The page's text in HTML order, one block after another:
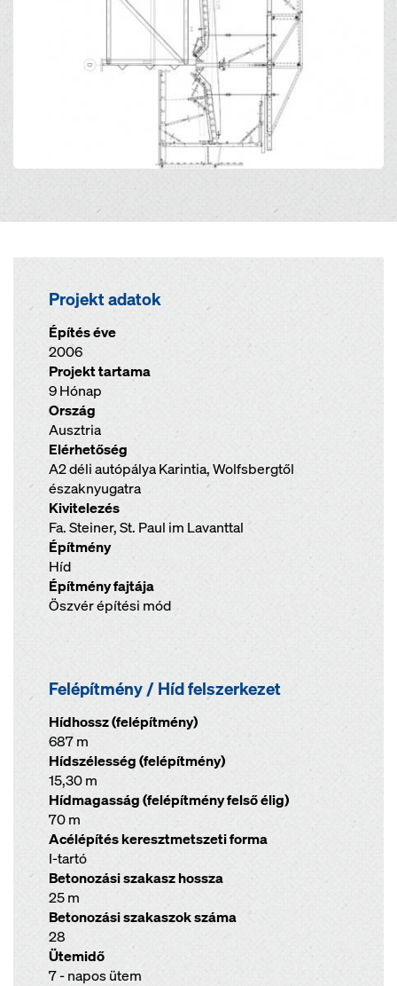
Projekt adatok
Építés éve
2006
Projekt tartama
9 Hónap
Ország
Ausztria
Elérhetőség
A2 déli autópálya Karintia, Wolfsbergtől
északnyugatra
Kivitelezés
Fa. Steiner, St. Paul im Lavanttal
Építmény
Híd
Építmény fajtája
Öszvér építési mód
Felépítmény / Híd felszerkezet
Hídhossz (felépítmény)
687 m
Hídszélesség (felépítmény)
15,30 m
Hídmagasság (felépítmény felső élig)
70 m
Acélépítés keresztmetszeti forma
I-tartó
Betonozási szakasz hossza
25 m
Betonozási szakaszok száma
28
Ütemidő
7 - napos ütem